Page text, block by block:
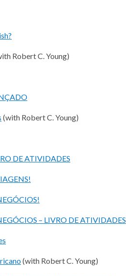
Robert C. Young)
(with Robert C. Young)
DE ATIVIDADES
– LIVRO DE ATIVIDADES
(with Robert C. Young)